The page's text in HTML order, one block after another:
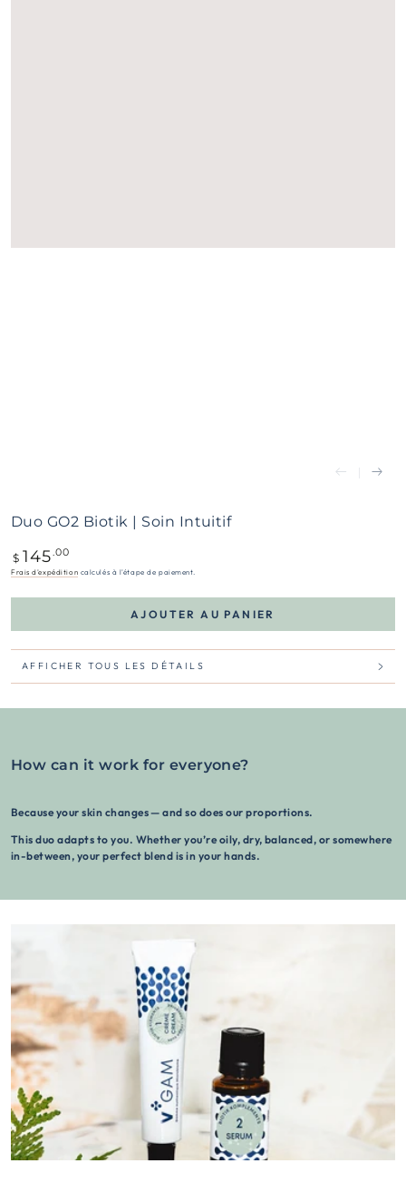
Duo GO2 Biotik | Soin Intuitif
Prix
normal
$ 145.00
Frais d'expédition calculés à l'étape de paiement.
AJOUTER AU PANIER
AFFICHER TOUS LES DÉTAILS
How can it work for everyone?
Because your skin changes — and so does our proportions.
This duo adapts to you. Whether you’re oily, dry, balanced, or somewhere
in-between, your perfect blend is in your hands.